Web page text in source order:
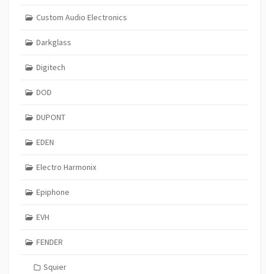
Custom Audio Electronics
Darkglass
Digitech
DOD
DUPONT
EDEN
Electro Harmonix
Epiphone
EVH
FENDER
Squier